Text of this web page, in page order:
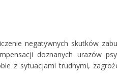
negatywnych skutków
doznanych urazów
z sytuacjami trudnymi,